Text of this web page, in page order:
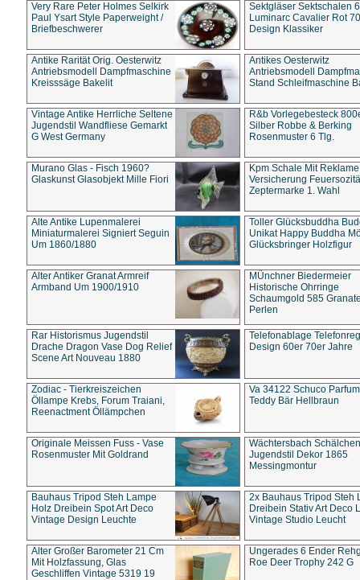
Very Rare Peter Holmes Selkirk
Paul Ysart Style Paperweight /
Briefbeschwerer
Sektgläser Sektschalen
Luminarc Cavalier Rot
Design Klassiker
Antike Rarität Orig. Oesterwitz
Antriebsmodell Dampfmaschine
Kreisssäge Bakelit
Antikes Oesterwitz
Antriebsmodell
Stand Schleifmaschine
Vintage Antike Herrliche Seltene
Jugendstil Wandfliese Gemarkt
G West Germany
R&b Vorlegebesteck
Silber Robbe & Berking
Rosenmuster 6 Tlg.
Murano Glas - Fisch 1960?
Glaskunst Glasobjekt Mille Fiori
Kpm Schale Mit Reklame
Versicherung
Zeptermarke 1. Wahl
Alte Antike Lupenmalerei
Miniaturmalerei Signiert Seguin
Um 1860/1880
Toller Glücksbuddha
Unikat Happy Buddha
Glücksbringer Holzfigur
Alter Antiker Granat Armreif
Armband Um 1900/1910
MÜnchner Biedermeier
Historische Ohrringe
Schaumgold 585
Perlen
Rar Historismus Jugendstil
Drache Dragon Vase Dog Relief
Scene Art Nouveau 1880
Telefonablage
Design 60er 70er Jahre
Zodiac - Tierkreiszeichen
Öllampe Krebs, Forum Traiani,
Reenactment Öllämpchen
Va 34122 Schuco
Teddy Bär Hellbraun
Originale Meissen Fuss - Vase
Rosenmuster Mit Goldrand
Wächtersbach Schälchen
Jugendstil Dekor 1865
Messingmontur
Bauhaus Tripod Steh Lampe
Holz Dreibein Spot Art Deco
Vintage Design Leuchte
2x Bauhaus Tripod Steh
Dreibein Stativ Art Deco
Vintage Studio Leucht
Alter Großer Barometer 21 Cm
Mit Holzfassung, Glas
Geschliffen Vintage 5319 19
Ungerades 6 Ender
Roe Deer Trophy 242 G